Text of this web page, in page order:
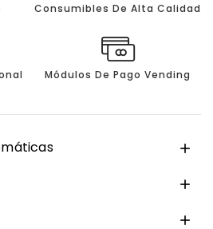
Consumibles De Alta Calidad
Módulos De Pago Vending


